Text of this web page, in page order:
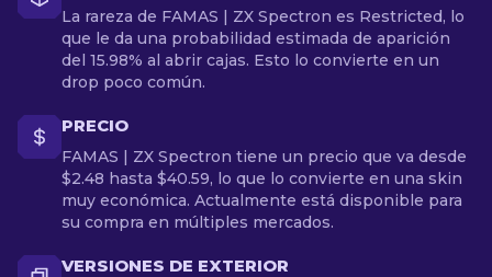
La rareza de FAMAS | ZX Spectron es Restricted, lo
que le da una probabilidad estimada de aparición
del 15.98% al abrir cajas. Esto lo convierte en un
drop poco común.
PRECIO
FAMAS | ZX Spectron tiene un precio que va desde
$2.48 hasta $40.59, lo que lo convierte en una skin
muy económica. Actualmente está disponible para
su compra en múltiples mercados.
VERSIONES DE EXTERIOR